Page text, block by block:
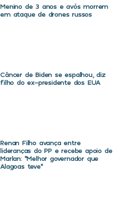
Menino de 3 anos e avós morrem
em ataque de drones russos
Câncer de Biden se espalhou, diz
filho do ex-presidente dos EUA
Renan Filho avança entre
lideranças do PP e recebe apoio de
Marlan: “Melhor governador que
Alagoas teve”